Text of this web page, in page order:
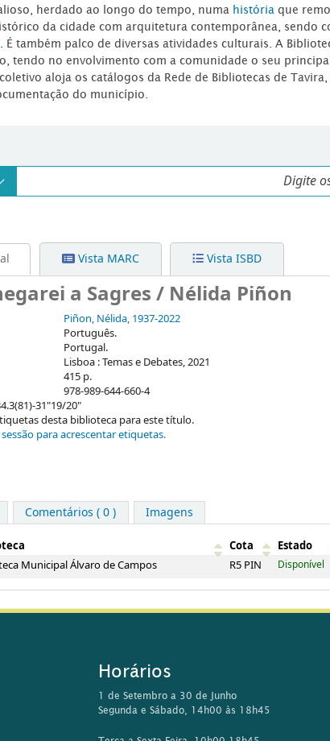
herdado ao longo do tempo, numa história que
da cidade com arquitetura contemporânea, sendo
. É também palco de diversas atividades culturais. A
tendo no envolvimento com a comunidade o seu
aloja os catálogos da Rede de Bibliotecas de
do município.
Vista MARC Vista ISBD
a Sagres / Nélida Piñon
Piñon, Nélida, 1937-2022
Português.
Portugal.
Lisboa : Temas e Debates, 2021
415 p.
978-989-644-660-4
31"19/20"
desta biblioteca para este título.
para acrescentar etiquetas.
Comentários ( 0 ) Imagens
Cota Estado
Municipal Álvaro de Campos R5 PIN Disponível
Horários
1 de Setembro a 30 de Junho
Segunda e Sábado, 14h00 às 18h45